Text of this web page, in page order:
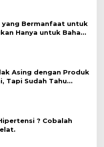
yang Bermanfaat untuk
Hanya untuk Bahan
Asing dengan Produk
Tapi Sudah Tahu
Kesehatan?
? Cobalah